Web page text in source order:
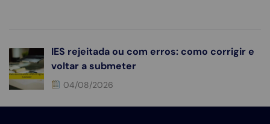
IES rejeitada ou com erros: como corrigir e
voltar a submeter
04/08/2026